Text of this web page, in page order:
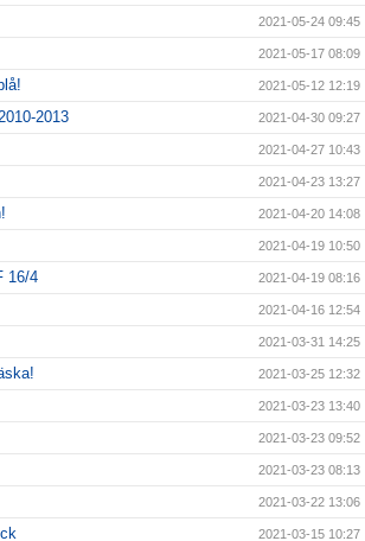
2021-05-24 09:45
2021-05-17 08:09
2021-05-12 12:19
2013 2021-04-30 09:27
2021-04-27 10:43
2021-04-23 13:27
2021-04-20 14:08
2021-04-19 10:50
16/4 2021-04-19 08:16
2021-04-16 12:54
2021-03-31 14:25
2021-03-25 12:32
2021-03-23 13:40
2021-03-23 09:52
2021-03-23 08:13
2021-03-22 13:06
2021-03-15 10:27